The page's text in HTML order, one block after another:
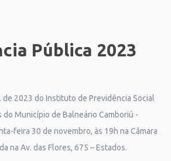
Pública 2023
de 2023 do Instituto de Previdência Social
Município de Balneário Camboriú -
feira 30 de novembro, às 19h na Câmara
na Av. das Flores, 675 – Estados.